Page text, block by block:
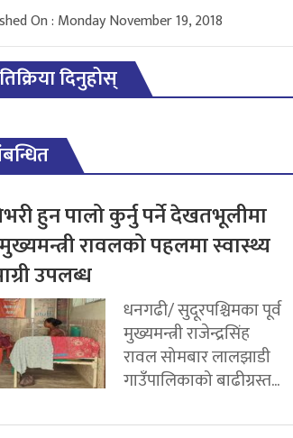
On : Monday November 19, 2018
दिनुहोस्
हुन पालो कुर्नु पर्ने देखतभूलीमा
रावलको पहलमा स्वास्थ्य
उपलब्ध
धनगढी/ सुदूरपश्चिमका पूर्व
मुख्यमन्त्री राजेन्द्रसिंह
रावल सोमबार लालझाडी
गाउँपालिकाको बाढीग्रस्त...